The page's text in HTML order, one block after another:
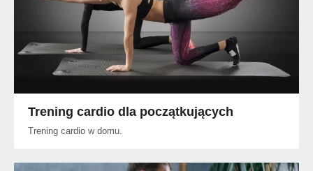
Trening cardio dla początkujących
Trening cardio w domu.